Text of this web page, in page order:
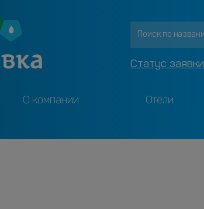
Статус заявки
О компании Отели